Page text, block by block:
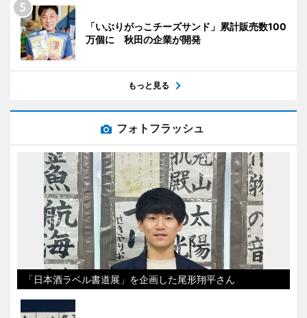
「いぶりがっこチーズサンド」累計販売数100
万個に 秋田の企業が開発
もっと見る
フォトフラッシュ
「日本酒ラベル書道展」を企画した尾形翔平さん